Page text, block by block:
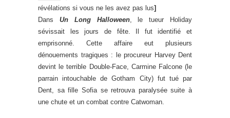
révélations si vous ne les avez pas lus]
Dans Un Long Halloween, le tueur Holiday
sévissait les jours de fête. Il fut identifié et
emprisonné. Cette affaire eut plusieurs
dénouements tragiques : le procureur Harvey Dent
devint le terrible Double-Face, Carmine Falcone (le
parrain intouchable de Gotham City) fut tué par
Dent, sa fille Sofia se retrouva paralysée suite à
une chute et un combat contre Catwoman.